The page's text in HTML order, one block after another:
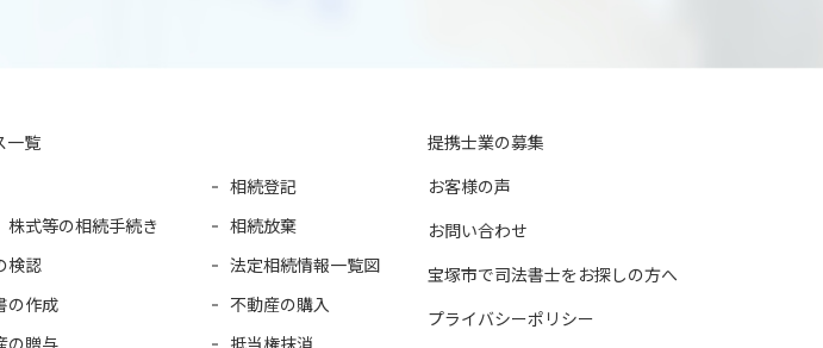
一覧
相続登記
株式等の相続手続き
相続放棄
検認
法定相続情報一覧図
の作成
不動産の購入
の贈与
抵当権抹消
提携士業の募集
お客様の声
お問い合わせ
宝塚市で司法書士をお探しの方へ
プライバシーポリシー